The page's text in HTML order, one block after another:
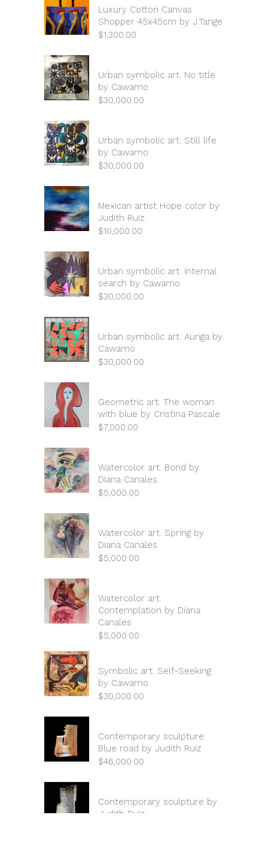
Luxury Cotton Canvas
Shopper 45x45cm by J.Tange
$1,300.00
Urban symbolic art. No title
by Cawamo
$30,000.00
Urban symbolic art. Still life
by Cawamo
$30,000.00
Mexican artist Hope color by
Judith Ruiz
$10,000.00
Urban symbolic art. Internal
search by Cawamo
$30,000.00
Urban symbolic art. Auriga by
Cawamo
$30,000.00
Geometric art. The woman
with blue by Cristina Pascale
$7,000.00
Watercolor art. Bond by
Diana Canales
$5,000.00
Watercolor art. Spring by
Diana Canales
$5,000.00
Watercolor art.
Contemplation by Diana
Canales
$5,000.00
Symbolic art. Self-Seeking
by Cawamo
$30,000.00
Contemporary sculpture.
Blue road by Judith Ruiz
$46,000.00
Contemporary sculpture by
Judith Ruiz